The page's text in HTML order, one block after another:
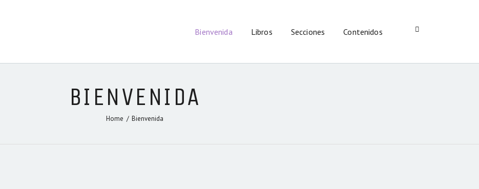
Bienvenida Libros Secciones Contenidos
BIENVENIDA
Home Bienvenida
MAGGIO
SECCIONES
CONTENIDOS